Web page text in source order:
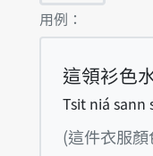
第3項釋義的
用例：
這領衫色
Tsit niá sann
(這件衣服